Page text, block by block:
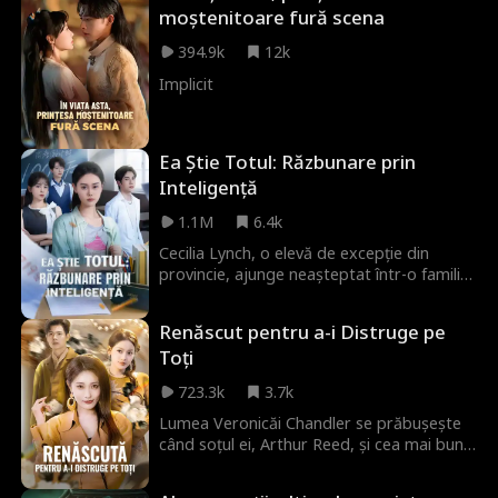
învingă rivalii și să redea gloria familiei.
moștenitoare fură scena
394.9k
12k
Implicit
Ea Știe Totul: Răzbunare prin
Inteligență
1.1M
6.4k
Cecilia Lynch, o elevă de excepție din
provincie, ajunge neașteptat într-o familie
fermă. Prin studiu intens și ambiție, își
asigură un loc la o universitate de top și un
viitor strălucit pe cont propriu.
Renăscut pentru a-i Distruge pe
Toți
723.3k
3.7k
Lumea Veronicăi Chandler se prăbușește
când soțul ei, Arthur Reed, și cea mai bună